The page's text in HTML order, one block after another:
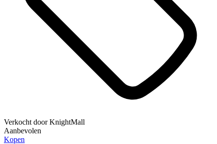
Verkocht doorKnightMall
Aanbevolen
Kopen